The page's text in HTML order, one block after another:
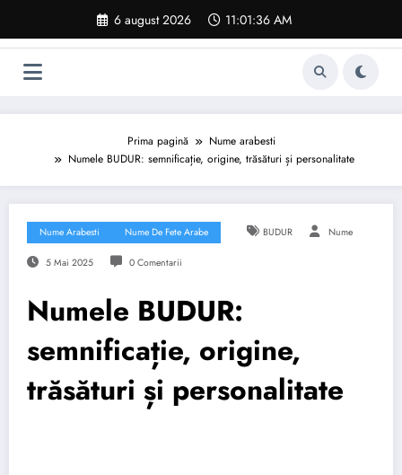
conținut
6 august 2026 11:01:37 AM
Prima pagină
Nume arabesti
Numele BUDUR: semnificație, origine, trăsături și personalitate
Nume Arabesti Nume De Fete Arabe BUDUR Nume
5 Mai 2025 0 Comentarii
Numele BUDUR:
semnificație, origine,
trăsături și personalitate